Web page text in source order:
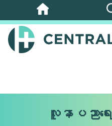
အဓိက
အကြောင်းအရာ
သို့
လူနာပညာရ